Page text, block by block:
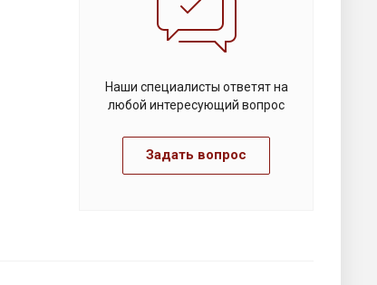
Наши специалисты ответят на
любой интересующий вопрос
Задать вопрос